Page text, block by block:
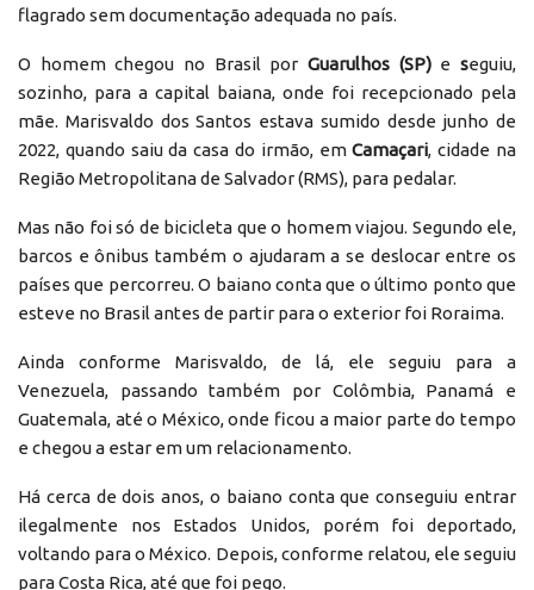
flagrado sem documentação adequada no país.
O homem chegou no Brasil por Guarulhos (SP)eseguiu,
sozinho, para a capital baiana, onde foi recepcionado pela
mãe. Marisvaldo dos Santos estava sumido desde junho de
2022, quando saiu da casa do irmão, emCamaçari, cidade na
Região Metropolitana de Salvador (RMS), para pedalar.
Mas não foi só de bicicleta que o homem viajou. Segundo ele,
barcos e ônibus também o ajudaram a se deslocar entre os
países que percorreu. O baiano conta que o último ponto que
esteve no Brasil antes de partir para o exterior foi Roraima.
Ainda conforme Marisvaldo, de lá, ele seguiu para a
Venezuela, passando também por Colômbia, Panamá e
Guatemala, até o México, onde ficou a maior parte do tempo
e chegou a estar em um relacionamento.
Há cerca de dois anos, o baiano conta que conseguiu entrar
ilegalmente nos Estados Unidos, porém foi deportado,
voltando para o México. Depois, conforme relatou, ele seguiu
para Costa Rica, até que foi pego.